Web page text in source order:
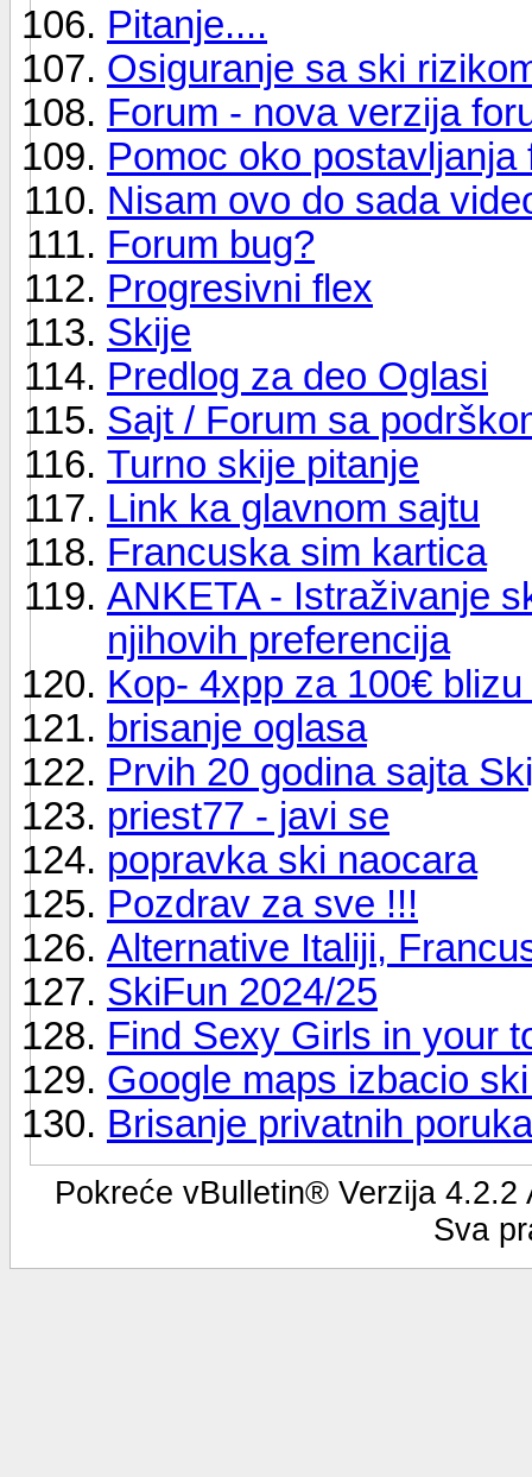
Pitanje....
Osiguranje sa ski
Forum - nova verzija
Pomoc oko postavljanja
Nisam ovo do sada
Forum bug?
Progresivni flex
Skije
Predlog za deo Oglasi
Sajt / Forum sa
Turno skije pitanje
Link ka glavnom sajtu
Francuska sim kartica
ANKETA - Istraživanje
njihovih preferencija
Kop- 4xpp za 100€
brisanje oglasa
Prvih 20 godina sajta
priest77 - javi se
popravka ski naocara
Pozdrav za sve !!!
Alternative Italiji,
SkiFun 2024/25
Find Sexy Girls in your
Google maps izbacio
Brisanje privatnih poruka
Pokreće vBulletin® Verzija
Sva